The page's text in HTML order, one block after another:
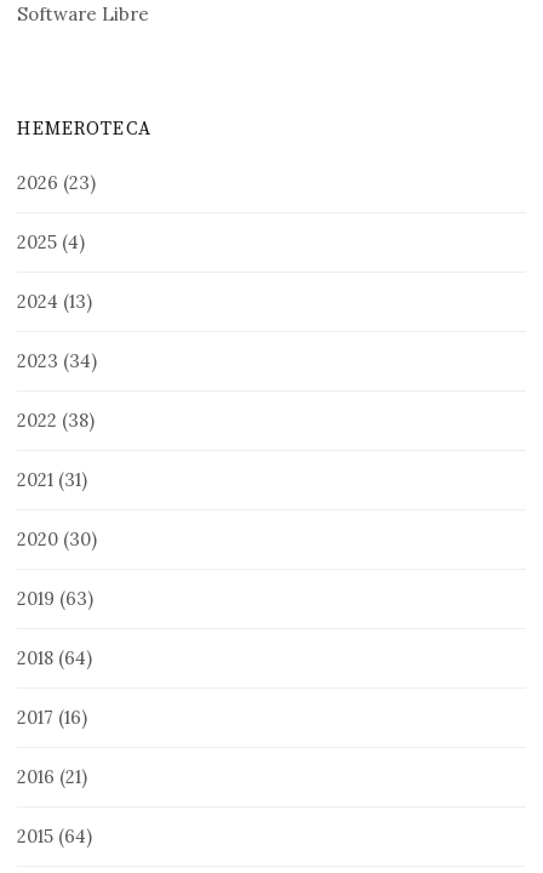
Software Libre
HEMEROTECA
2026 (23)
2025 (4)
2024 (13)
2023 (34)
2022 (38)
2021 (31)
2020 (30)
2019 (63)
2018 (64)
2017 (16)
2016 (21)
2015 (64)